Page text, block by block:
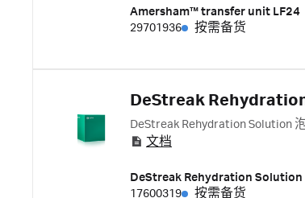
Amersham™ transfer unit LF24
29701936
按需备货
DeStreak
DeStreak Rehydration Solution
文档
DeStreak Rehydration
17600319
按需备货